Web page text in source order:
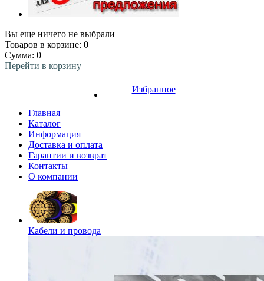
Вы еще ничего не выбрали
Товаров в корзине: 0
Сумма: 0
Перейти в корзину
Избранное
Главная
Каталог
Информация
Доставка и оплата
Гарантии и возврат
Контакты
О компании
Кабели и провода